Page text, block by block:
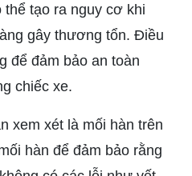
tạo ra nguy cơ khi
gây thương tổn. Điều
để đảm bảo an toàn
chiếc xe.
xem xét là mối hàn trên
hàn để đảm bảo rằng